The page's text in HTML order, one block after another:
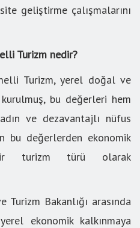
geliştirme çalışmalarını
Turizm nedir?
Turizm, yerel doğal ve
bu değerleri hem
ve dezavantajlı nüfus
bu değerlerden ekonomik
turizm türü olarak
Bakanlığı arasında
ekonomik kalkınmaya